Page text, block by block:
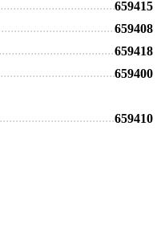
659415
659408
659418
659400
659410